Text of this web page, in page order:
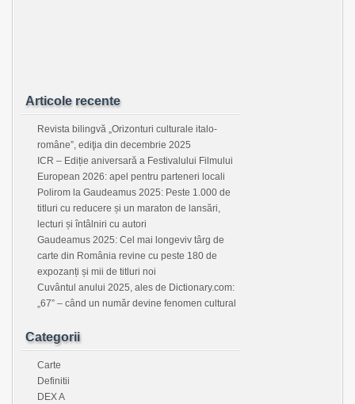
Articole recente
Revista bilingvă „Orizonturi culturale italo-
române”, ediţia din decembrie 2025
ICR – Ediție aniversară a Festivalului Filmului
European 2026: apel pentru parteneri locali
Polirom la Gaudeamus 2025: Peste 1.000 de
titluri cu reducere și un maraton de lansări,
lecturi și întâlniri cu autori
Gaudeamus 2025: Cel mai longeviv târg de
carte din România revine cu peste 180 de
expozanți și mii de titluri noi
Cuvântul anului 2025, ales de Dictionary.com:
„67” – când un număr devine fenomen cultural
Categorii
Carte
Definitii
DEX A